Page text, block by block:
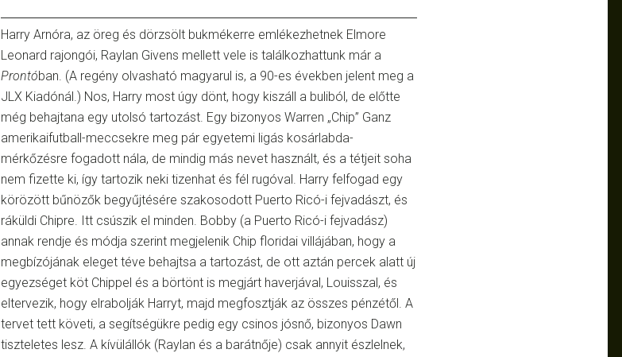
Harry Arnóra, az öreg és dörzsölt bukmékerre emlékezhetnek Elmore
Leonard rajongói, Raylan Givens mellett vele is találkozhattunk már a
Prontóban. (A regény olvasható magyarul is, a 90-es években jelent meg a
JLX Kiadónál.) Nos, Harry most úgy dönt, hogy kiszáll a buliból, de előtte
még behajtana egy utolsó tartozást. Egy bizonyos Warren „Chip” Ganz
amerikaifutball-meccsekre meg pár egyetemi ligás kosárlabda-
mérkőzésre fogadott nála, de mindig más nevet használt, és a tétjeit soha
nem fizette ki, így tartozik neki tizenhat és fél rugóval. Harry felfogad egy
körözött bűnözők begyűjtésére szakosodott Puerto Ricó-i fejvadászt, és
ráküldi Chipre. Itt csúszik el minden. Bobby (a Puerto Ricó-i fejvadász)
annak rendje és módja szerint megjelenik Chip floridai villájában, hogy a
megbízójának eleget téve behajtsa a tartozást, de ott aztán percek alatt új
egyezséget köt Chippel és a börtönt is megjárt haverjával, Louisszal, és
eltervezik, hogy elrabolják Harryt, majd megfosztják az összes pénzétől. A
tervet tett követi, a segítségükre pedig egy csinos jósnő, bizonyos Dawn
tiszteletes lesz. A kívülállók (Raylan és a barátnője) csak annyit észlelnek,